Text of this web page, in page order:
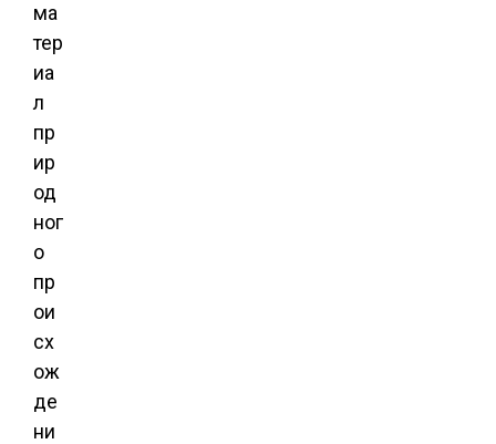
ма
тер
иа
л
пр
ир
од
ног
о
пр
ои
сх
ож
де
ни